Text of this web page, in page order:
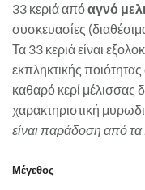
33 κεριά απόαγνό
συσκευασίες
Τα 33 κεριά είναι
εκπληκτικής
καθαρό κερί μέλισσας
χαρακτηριστική
είναι παράδοση από τα
Μέγεθος